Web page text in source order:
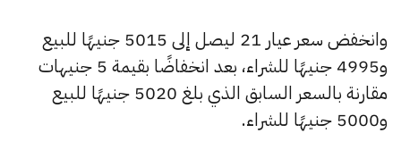
وانخفض سعر عيار 21 ليصل إلى 5015 جنيهًا للبيع
و4995 جنيهًا للشراء، بعد انخفاضًا بقيمة 5 جنيهات
مقارنة بالسعر السابق الذي بلغ 5020 جنيهًا للبيع
و5000 جنيهًا للشراء.